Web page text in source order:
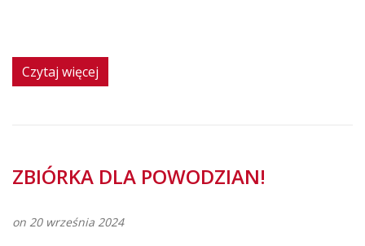
Czytaj więcej
ZBIÓRKA DLA POWODZIAN!
on 20 września 2024